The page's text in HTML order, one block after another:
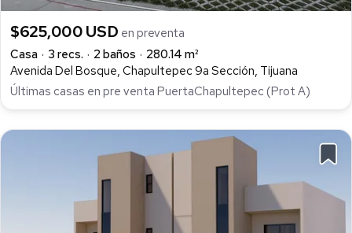
$625,000 USD en preventa
Casa
3 recs. 2 baños
280.14 m²
Avenida Del Bosque, Chapultepec 9a Sección, Tijuana
Últimas casas en pre venta PuertaChapultepec (Prot A)